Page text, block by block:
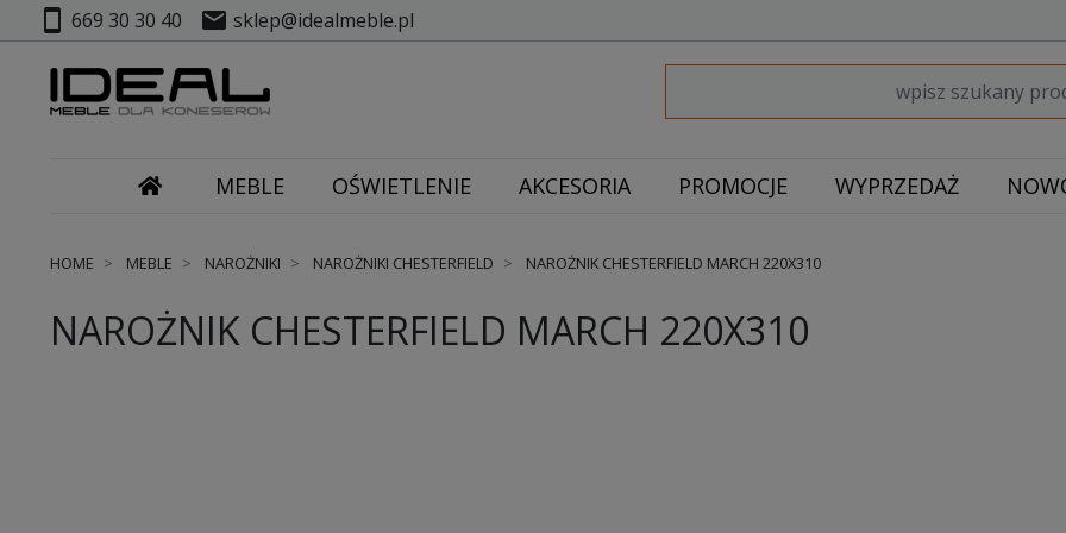
smartphone 669 30 30 40 mail sklep@idealmeble.pl
MEBLE OŚWIETLENIE AKCESORIA PROMOCJE WYPRZEDAŻ
HOME MEBLE NAROŻNIKI NAROŻNIKI CHESTERFIELD NAROŻNIK CHESTERFIELD MARCH 220X310
NAROŻNIK CHESTERFIELD MARCH 220X310